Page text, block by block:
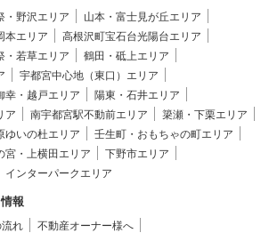
・野沢エリア
山本・富士見が丘エリア
本エリア
高根沢町宝石台光陽台エリア
・若草エリア
鶴田・砥上エリア
宇都宮中心地（東口）エリア
幸・越戸エリア
陽東・石井エリア
ア 南宇都宮駅不動前エリア
簗瀬・下栗エリア
ゆいの杜エリア
壬生町・おもちゃの町エリア
宮・上横田エリア
下野市エリア
インターパークエリア
報
れ
不動産オーナー様へ